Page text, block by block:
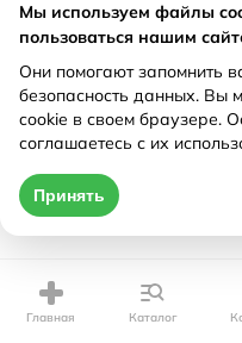
Главная Каталог
Мы используем файлы
пользоваться нашим
Они помогают запомнить
безопасность данных. Вы
cookie в своем браузере.
соглашаетесь с их
Принять